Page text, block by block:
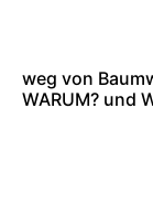
weg von
WARUM? und